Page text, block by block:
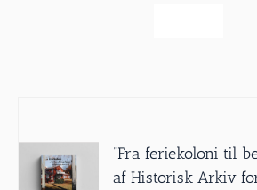
”Fra feriekoloni til
af Historisk Arkiv